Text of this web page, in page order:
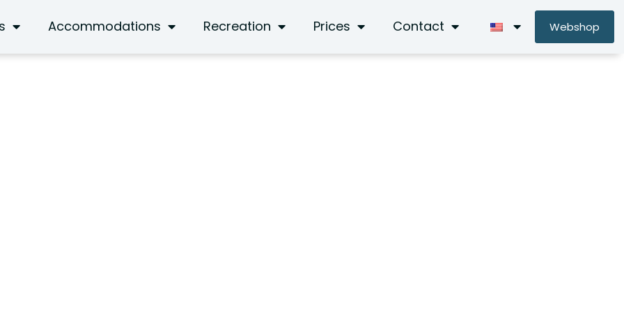
Accommodations Recreation Prices Contact Webshop